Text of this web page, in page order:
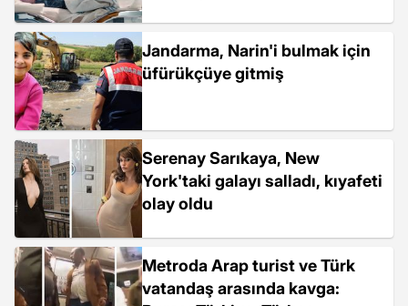
Jandarma, Narin'i bulmak için
üfürükçüye gitmiş
Serenay Sarıkaya, New
York'taki galayı salladı, kıyafeti
olay oldu
Metroda Arap turist ve Türk
vatandaş arasında kavga: